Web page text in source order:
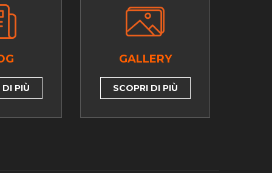
DI PIÙ
GALLERY
SCOPRI DI PIÙ